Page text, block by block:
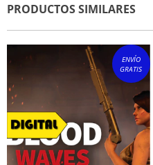
PRODUCTOS SIMILARES
ENVÍO
GRATIS